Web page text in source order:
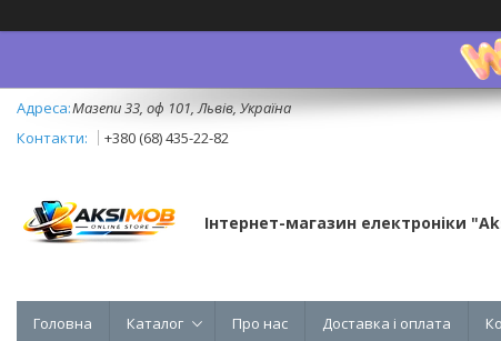
Мазепи 33, оф 101, Львів, Україна
+380 (68) 435-22-82
Інтернет-магазин електроніки
Головна Каталог Про нас Доставка і оплата